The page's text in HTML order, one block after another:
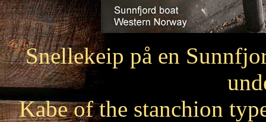
Snellekeip på en
Kabe of the stanchion